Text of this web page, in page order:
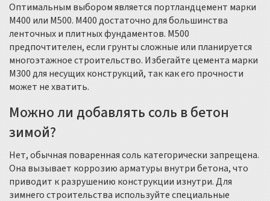
Оптимальным выбором является портландцемент марки
М400 или М500. М400 достаточно для большинства
ленточных и плитных фундаментов. М500
предпочтителен, если грунты сложные или планируется
многоэтажное строительство. Избегайте цемента марки
М300 для несущих конструкций, так как его прочности
может не хватить.
Можно ли добавлять соль в бетон
зимой?
Нет, обычная поваренная соль категорически запрещена.
Она вызывает коррозию арматуры внутри бетона, что
приводит к разрушению конструкции изнутри. Для
зимнего строительства используйте специальные